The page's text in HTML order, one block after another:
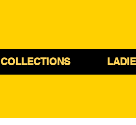
COLLECTIONS